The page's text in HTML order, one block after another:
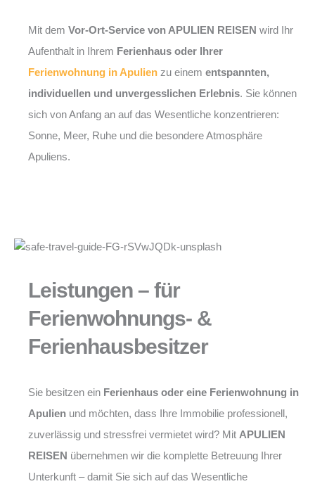
Mit dem Vor-Ort-Service von APULIEN REISEN wird Ihr
Aufenthalt in Ihrem Ferienhaus oder Ihrer
Ferienwohnung in Apulien zu einem entspannten,
individuellen und unvergesslichen Erlebnis. Sie können
sich von Anfang an auf das Wesentliche konzentrieren:
Sonne, Meer, Ruhe und die besondere Atmosphäre
Apuliens.
Leistungen – für
Ferienwohnungs- &
Ferienhausbesitzer
Sie besitzen ein Ferienhaus oder eine Ferienwohnung in
Apulien und möchten, dass Ihre Immobilie professionell,
zuverlässig und stressfrei vermietet wird? Mit APULIEN
REISEN übernehmen wir die komplette Betreuung Ihrer
Unterkunft – damit Sie sich auf das Wesentliche